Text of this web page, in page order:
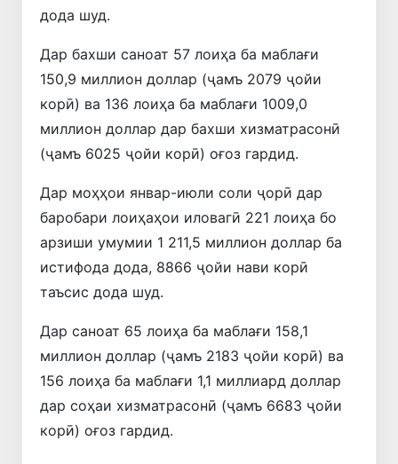
дода шуд.
Дар бахши саноат 57 лоиҳа ба маблағи
150,9 миллион доллар (ҷамъ 2079 ҷойи
корӣ) ва 136 лоиҳа ба маблағи 1009,0
миллион доллар дар бахши хизматрасонӣ
(ҷамъ 6025 ҷойи корӣ) оғоз гардид.
Дар моҳҳои январ-июли соли ҷорӣ дар
баробари лоиҳаҳои иловагӣ 221 лоиҳа бо
арзиши умумии 1 211,5 миллион доллар ба
истифода дода, 8866 ҷойи нави корӣ
таъсис дода шуд.
Дар саноат 65 лоиҳа ба маблағи 158,1
миллион доллар (ҷамъ 2183 ҷойи корӣ) ва
156 лоиҳа ба маблағи 1,1 миллиард доллар
дар соҳаи хизматрасонӣ (ҷамъ 6683 ҷойи
корӣ) оғоз гардид.